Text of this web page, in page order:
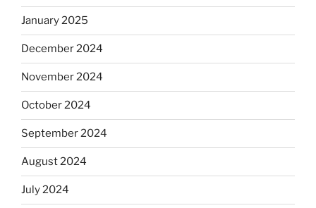
January 2025
December 2024
November 2024
October 2024
September 2024
August 2024
July 2024